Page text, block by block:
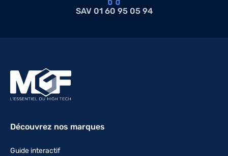
SAV 01 60 95 05 94
Découvrez nos marques
Guide interactif